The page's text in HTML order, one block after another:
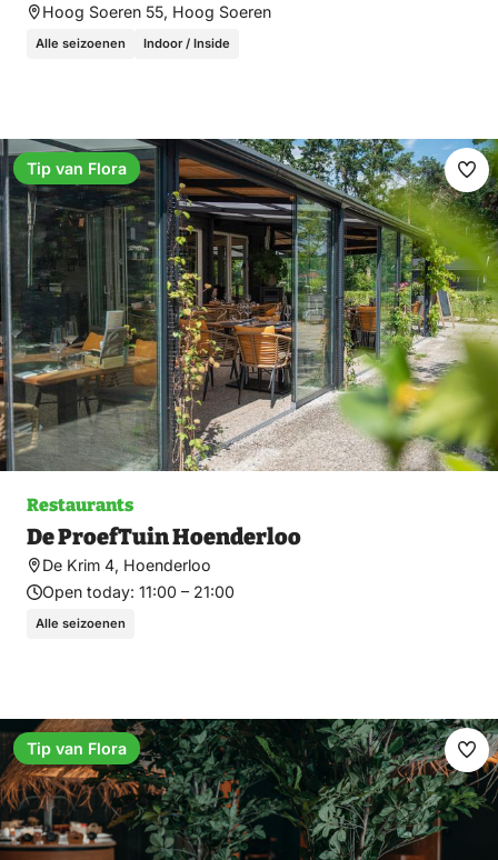
Hoog Soeren 55, Hoog Soeren
Alle seizoenen Indoor / Inside
Restaurants
De ProefTuin Hoenderloo
De Krim 4, Hoenderloo
Open today: 11:00 – 21:00
Alle seizoenen
Tip van Flora
Tip van Flora